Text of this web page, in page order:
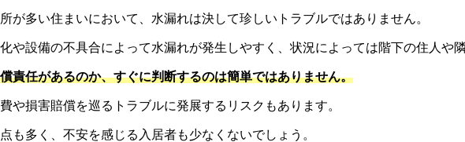
が多い住まいにおいて、水漏れは決して珍しいトラブルではありません。
や設備の不具合によって水漏れが発生しやすく、状況によっては階下の住人や
責任があるのか、すぐに判断するのは簡単ではありません。
や損害賠償を巡るトラブルに発展するリスクもあります。
も多く、不安を感じる入居者も少なくないでしょう。